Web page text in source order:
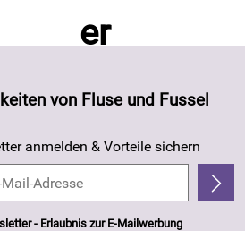
von Fluse und Fussel
anmelden & Vorteile sichern
- Erlaubnis zur E-Mailwerbung